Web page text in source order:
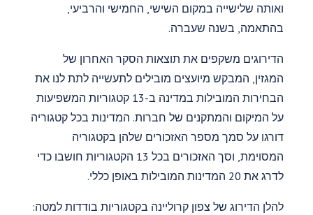
ואותה שלישייה במקום השישי, החמישי והרביעי,
בהתאמה, בשנה שעברה.
הדירוגים משקפים את תוצאות הסקר האחרון של
המגזין, המבקש מיועצים מובילים לתעשייה לתת לנו את
הבחירות המובילות במדינה ב-13 קטגוריות המשפיעות
על המיקום והמתקנים של חברות. המדינות בכל קטגוריה
דורגו על סמך מספר האזכורים שלהן בקטגוריה
המסוימת, וסך האזכורים בכל 13 הקטגוריות חושבו כדי
לדרג את 20 המדינות המובילות באופן כללי.
להלן הדירוג של צפון קרוליינה בקטגוריות בודדות למטה: